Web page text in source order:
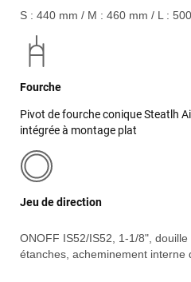
S : 440 mm / M : 460 mm / L :
Fourche
Pivot de fourche conique Steatlh
intégrée à montage plat
Jeu de direction
ONOFF IS52/IS52, 1-1/8",
étanches, acheminement interne